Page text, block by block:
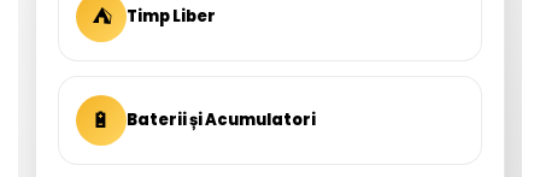
⛺ Timp Liber
🔋 Baterii și Acumulatori